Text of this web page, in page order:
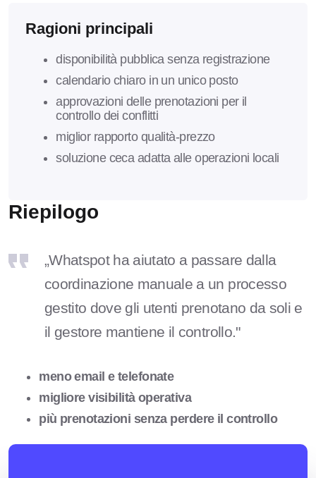
Ragioni principali
disponibilità pubblica senza registrazione
calendario chiaro in un unico posto
approvazioni delle prenotazioni per il
controllo dei conflitti
miglior rapporto qualità-prezzo
soluzione ceca adatta alle operazioni locali
Riepilogo
„Whatspot ha aiutato a passare dalla
coordinazione manuale a un processo
gestito dove gli utenti prenotano da soli e
il gestore mantiene il controllo."
meno email e telefonate
migliore visibilità operativa
più prenotazioni senza perdere il controllo